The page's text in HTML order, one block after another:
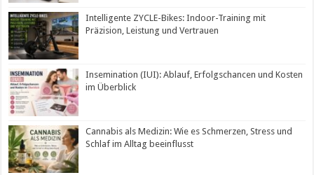
Intelligente ZYCLE-Bikes: Indoor-Training mit
Präzision, Leistung und Vertrauen
Insemination (IUI): Ablauf, Erfolgschancen und Kosten
im Überblick
Cannabis als Medizin: Wie es Schmerzen, Stress und
Schlaf im Alltag beeinflusst